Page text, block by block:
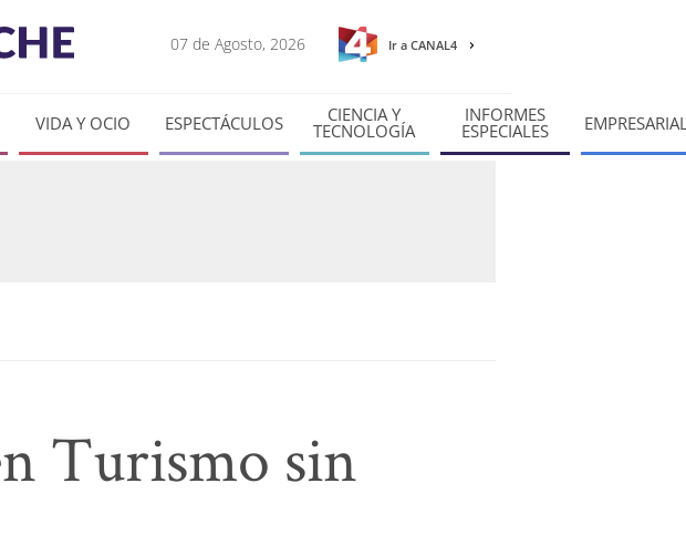
07 de Agosto, 2026 Ir a CANAL4
VIDA Y OCIO ESPECTÁCULOS CIENCIA Y
TECNOLOGÍA
INFORMES
ESPECIALES
Turismo sin